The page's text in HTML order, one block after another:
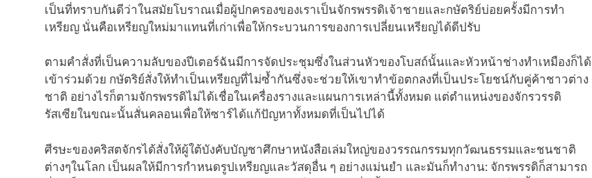
เป็นที่ทราบกันดีว่าในสมัยโบราณเมื่อผู้ปกครองของเราเป็นจักรพรรดิเจ้าชายและกษัตริย์บ่อยครั้งมีการทำ
เหรียญ นั่นคือเหรียญใหม่มาแทนที่เก่าเพื่อให้กระบวนการของการเปลี่ยนเหรียญได้ดีปรับ
ตามคำสั่งที่เป็นความลับของปีเตอร์ฉันมีการจัดประชุมซึ่งในส่วนหัวของโบสถ์นั้นและหัวหน้าช่างทำเหมืองก็ได้
เข้าร่วมด้วย กษัตริย์สั่งให้ทำเป็นเหรียญที่ไม่ซ้ำกันซึ่งจะช่วยให้เขาทำข้อตกลงที่เป็นประโยชน์กับคู่ค้าชาวต่าง
ชาติ อย่างไรก็ตามจักรพรรดิไม่ได้เชื่อในเครื่องรางและแผนการเหล่านี้ทั้งหมด แต่ตำแหน่งของจักรวรรดิ
รัสเซียในขณะนั้นสั่นคลอนเพื่อให้ซาร์ได้แก้ปัญหาทั้งหมดที่เป็นไปได้
ศีรษะของคริสตจักรได้สั่งให้ผู้ใต้บังคับบัญชาศึกษาหนังสือเล่มใหญ่ของวรรณกรรมทุกวัฒนธรรมและชนชาติ
ต่างๆในโลก เป็นผลให้มีการกำหนดรูปเหรียญและวัสดุอื่น ๆ อย่างแม่นยำ และมันก็ทำงาน: จักรพรรดิก็สามารถ